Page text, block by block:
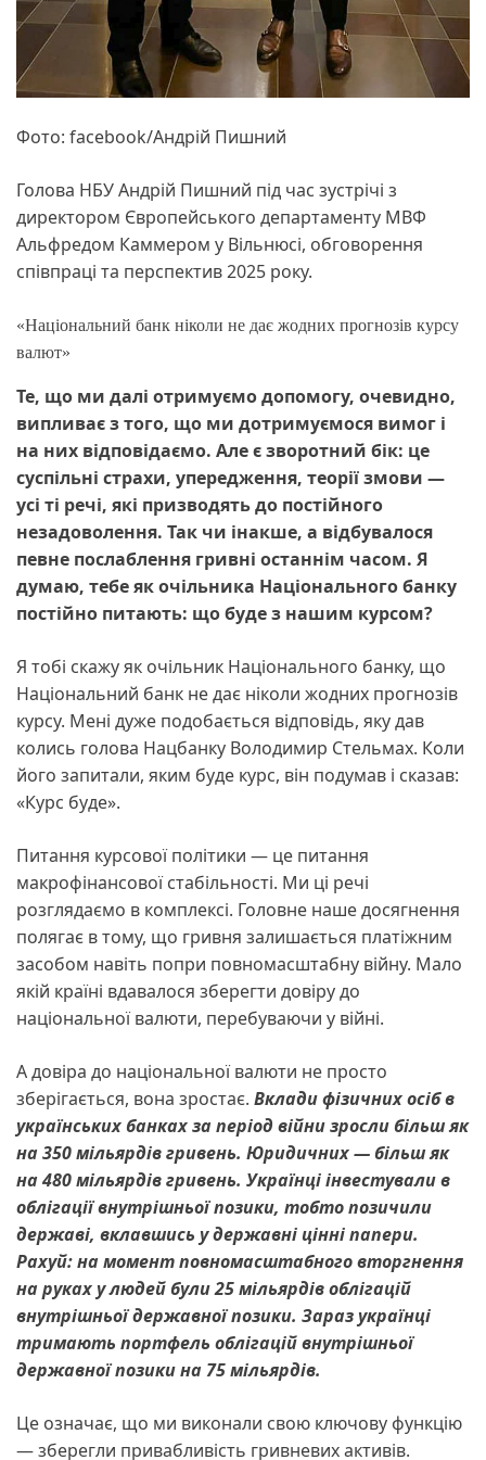
Фото: facebook/Андрій Пишний
Голова НБУ Андрій Пишний під час зустрічі з
директором Європейського департаменту МВФ
Альфредом Каммером у Вільнюсі, обговорення
співпраці та перспектив 2025 року.
«Національний банк ніколи не дає жодних прогнозів курсу
валют»
Те, що ми далі отримуємо допомогу, очевидно,
випливає з того, що ми дотримуємося вимог і
на них відповідаємо. Але є зворотний бік: це
суспільні страхи, упередження, теорії змови —
усі ті речі, які призводять до постійного
незадоволення. Так чи інакше, а відбувалося
певне послаблення гривні останнім часом. Я
думаю, тебе як очільника Національного банку
постійно питають: що буде з нашим курсом?
Я тобі скажу як очільник Національного банку, що
Національний банк не дає ніколи жодних прогнозів
курсу. Мені дуже подобається відповідь, яку дав
колись голова Нацбанку Володимир Стельмах. Коли
його запитали, яким буде курс, він подумав і сказав:
«Курс буде».
Питання курсової політики — це питання
макрофінансової стабільності. Ми ці речі
розглядаємо в комплексі. Головне наше досягнення
полягає в тому, що гривня залишається платіжним
засобом навіть попри повномасштабну війну. Мало
якій країні вдавалося зберегти довіру до
національної валюти, перебуваючи у війні.
А довіра до національної валюти не просто
зберігається, вона зростає. Вклади фізичних осіб в
українських банках за період війни зросли більшяк
на 350 мільярдів гривень. Юридичних — більш як
на 480 мільярдів гривень. Українці інвестували в
облігації внутрішньої позики, тобто позичили
державі, вклавшись у державні цінні папери.
Рахуй: на момент повномасштабного вторгнення
на руках у людей були 25 мільярдів облігацій
внутрішньої державної позики. Зараз українці
тримають портфель облігацій внутрішньої
державної позики на 75 мільярдів.
Це означає, що ми виконали свою ключову функцію
— зберегли привабливість гривневих активів.